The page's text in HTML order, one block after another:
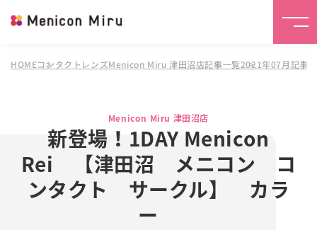
HOMEコンタクトレンズMenicon Miru 津田沼店記事一覧2021年07月記事
Menicon Miru 津田沼店
新登場！1DAY Menicon
Rei 【津田沼 メニコン コ
ンタクト サークル】 カラ
ー